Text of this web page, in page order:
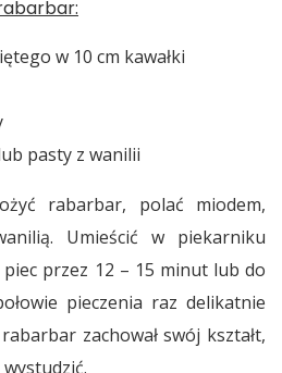
w 10 cm kawałki
pasty z wanilii
rabarbar, polać miodem,
Umieścić w piekarniku
przez 12 – 15 minut lub do
pieczenia raz delikatnie
zachował swój kształt,
wystudzić.